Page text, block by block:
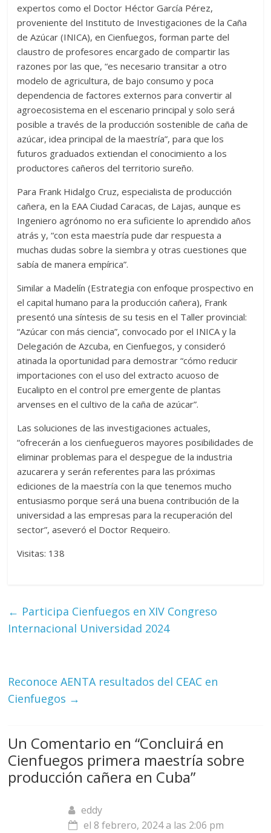
expertos como el Doctor Héctor García Pérez,
proveniente del Instituto de Investigaciones de la Caña
de Azúcar (INICA), en Cienfuegos, forman parte del
claustro de profesores encargado de compartir las
razones por las que, “es necesario transitar a otro
modelo de agricultura, de bajo consumo y poca
dependencia de factores externos para convertir al
agroecosistema en el escenario principal y solo será
posible a través de la producción sostenible de caña de
azúcar, idea principal de la maestría”, para que los
futuros graduados extiendan el conocimiento a los
productores cañeros del territorio sureño.
Para Frank Hidalgo Cruz, especialista de producción
cañera, en la EAA Ciudad Caracas, de Lajas, aunque es
Ingeniero agrónomo no era suficiente lo aprendido años
atrás y, “con esta maestría pude dar respuesta a
muchas dudas sobre la siembra y otras cuestiones que
sabía de manera empírica”.
Similar a Madelín (Estrategia con enfoque prospectivo en
el capital humano para la producción cañera), Frank
presentó una síntesis de su tesis en el Taller provincial:
“Azúcar con más ciencia”, convocado por el INICA y la
Delegación de Azcuba, en Cienfuegos, y consideró
atinada la oportunidad para demostrar “cómo reducir
importaciones con el uso del extracto acuoso de
Eucalipto en el control pre emergente de plantas
arvenses en el cultivo de la caña de azúcar”.
Las soluciones de las investigaciones actuales,
“ofrecerán a los cienfuegueros mayores posibilidades de
eliminar problemas para el despegue de la industria
azucarera y serán referentes para las próximas
ediciones de la maestría con la que tenemos mucho
entusiasmo porque será una buena contribución de la
universidad a las empresas para la recuperación del
sector”, aseveró el Doctor Requeiro.
Visitas: 138
← Participa Cienfuegos en XIV Congreso
Internacional Universidad 2024
Reconoce AENTA resultados del CEAC en
Cienfuegos →
Un Comentario en “Concluirá en
Cienfuegos primera maestría sobre
producción cañera en Cuba”
eddy
el 8 febrero, 2024 a las 2:06 pm